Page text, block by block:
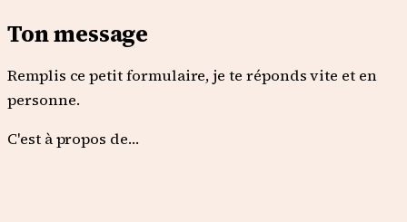
Ton message
Remplis ce petit formulaire, je te réponds vite et en
personne.
C'est à propos de…